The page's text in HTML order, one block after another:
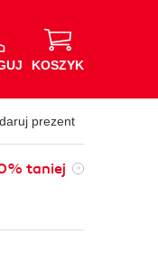
KOSZYK
prezent
taniej